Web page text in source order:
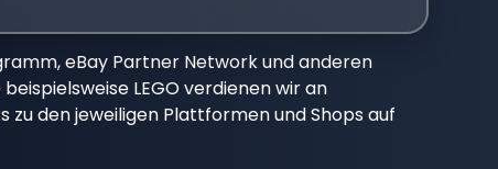
eBay Partner Network und anderen
LEGO verdienen wir an
zu den jeweiligen Plattformen und Shops auf